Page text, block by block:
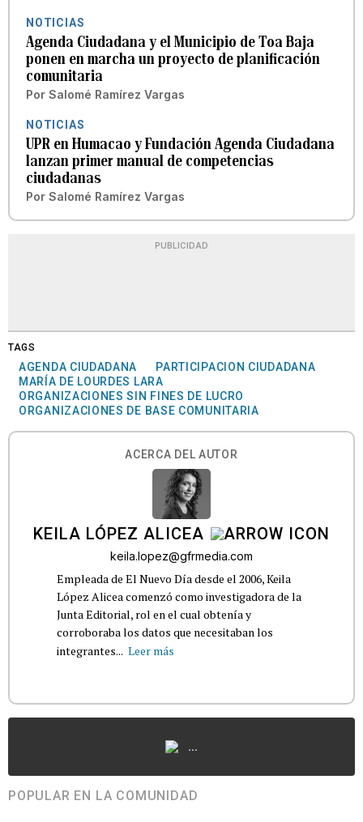
NOTICIAS
Agenda Ciudadana y el Municipio de Toa Baja
ponen en marcha un proyecto de planificación
comunitaria
Por Salomé Ramírez Vargas
NOTICIAS
UPR en Humacao y Fundación Agenda Ciudadana
lanzan primer manual de competencias
ciudadanas
Por Salomé Ramírez Vargas
PUBLICIDAD
TAGS
AGENDA CIUDADANA
PARTICIPACION CIUDADANA
MARÍA DE LOURDES LARA
ORGANIZACIONES SIN FINES DE LUCRO
ORGANIZACIONES DE BASE COMUNITARIA
ACERCA DEL AUTOR
KEILA LÓPEZ ALICEA
keila.lopez@gfrmedia.com
Empleada de El Nuevo Día desde el 2006, Keila
López Alicea comenzó como investigadora de la
Junta Editorial, rol en el cual obtenía y
corroboraba los datos que necesitaban los
integrantes... Leer más
...
POPULAR EN LA COMUNIDAD